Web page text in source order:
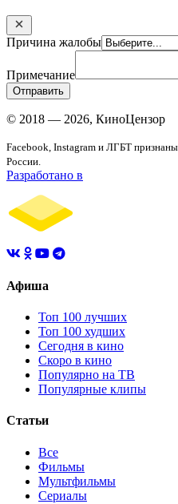
Причина жалобы
Примечание
Отправить
© 2018 — 2026, КиноЦензор
Facebook, Instagram и ЛГБТ
России.
Разработано в
Афиша
Топ 100 лучших
Топ 100 худших
Сегодня в кино
Скоро в кино
Популярно на ТВ
Популярные клипы
Статьи
Все
Фильмы
Мультфильмы
Сериалы